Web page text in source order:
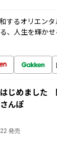
するオリエン
、人生を輝か
じめまし
んぽ
発売